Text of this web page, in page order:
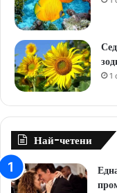
1
Най-четени